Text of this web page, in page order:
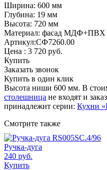
Ширина: 600 мм
Глубина: 19 мм
Высота: 720 мм
Материал: фасад МДФ+ПВХ
Артикул:СФ7260.00
Цена : 3 720 руб.
Купить
Заказать звонок
Купить в один клик
Высота ниши 600 мм. В
столешница не входят и
принадлежит серии: Кухни
Смотрите также
Ручка-дуга
240 руб.
Купить